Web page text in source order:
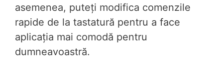
asemenea, puteți modifica comenzile
rapide de la tastatură pentru a face
aplicația mai comodă pentru
dumneavoastră.